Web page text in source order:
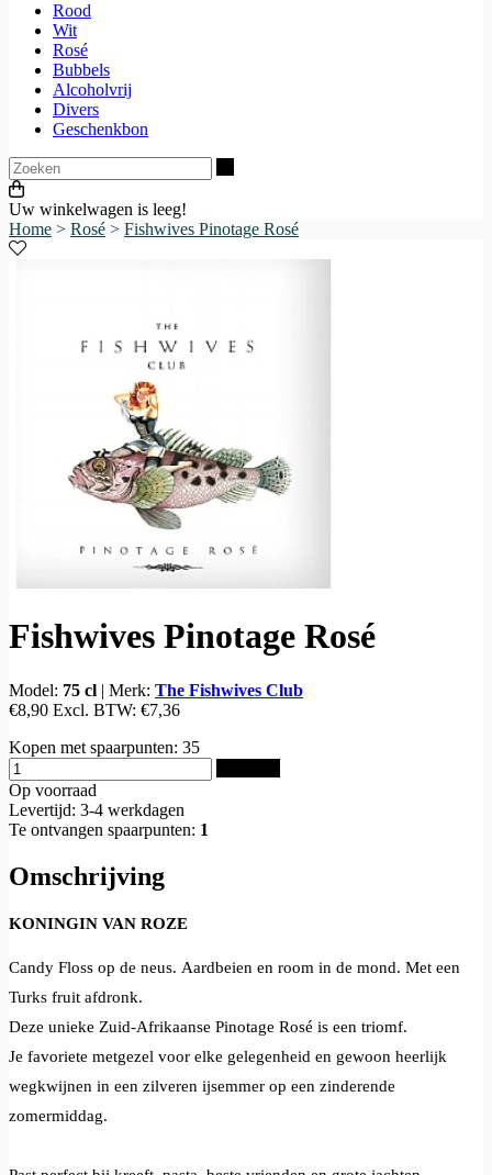
Rood
Wit
Rosé
Bubbels
Alcoholvrij
Divers
Geschenkbon
Uw winkelwagen is leeg!
Home > Rosé > Fishwives Pinotage Rosé
Fishwives Pinotage Rosé
Model: 75 cl | Merk: The Fishwives Club
€8,90 Excl. BTW: €7,36
Kopen met spaarpunten: 35
Op voorraad
Levertijd: 3-4 werkdagen
Te ontvangen spaarpunten: 1
Omschrijving
KONINGIN VAN ROZE
Candy Floss op de neus. Aardbeien en room in de mond. Met een
Turks fruit afdronk.
Deze unieke Zuid-Afrikaanse Pinotage Rosé is een triomf.
Je favoriete metgezel voor elke gelegenheid en gewoon heerlijk
wegkwijnen in een zilveren ijsemmer op een zinderende
zomermiddag.